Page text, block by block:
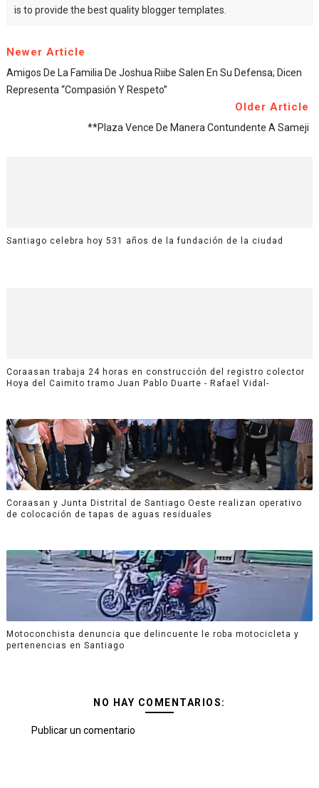
is to provide the best quality blogger templates.
Newer Article
Amigos De La Familia De Joshua Riibe Salen En Su Defensa; Dicen
Representa “compasión Y Respeto”
Older Article
**Plaza Vence De Manera Contundente A Sameji
Santiago celebra hoy 531 años de la fundación de la ciudad
Coraasan trabaja 24 horas en construcción del registro colector
Hoya del Caimito tramo Juan Pablo Duarte - Rafael Vidal-
Coraasan y Junta Distrital de Santiago Oeste realizan operativo
de colocación de tapas de aguas residuales
Motoconchista denuncia que delincuente le roba motocicleta y
pertenencias en Santiago
NO HAY COMENTARIOS:
Publicar un comentario